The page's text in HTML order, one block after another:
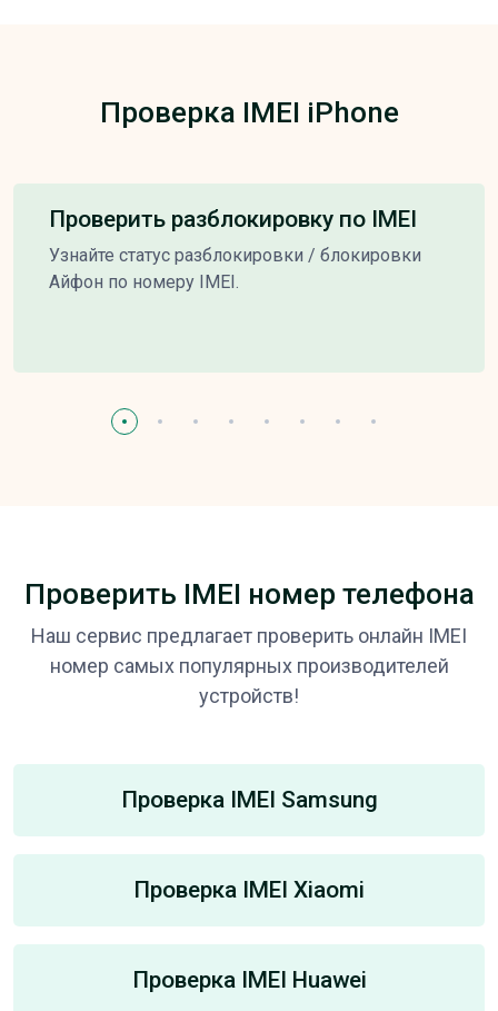
Проверка IMEI iPhone
Проверить разблокировку по IMEI
Узнайте статус разблокировки / блокировки
Айфон по номеру IMEI.
Проверить IMEI номер телефона
Наш сервис предлагает проверить онлайн IMEI
номер самых популярных производителей
устройств!
Проверка IMEI Samsung
Проверка IMEI Xiaomi
Проверка IMEI Huawei